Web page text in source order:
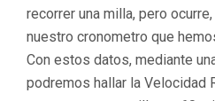
recorrer una milla, pero
nuestro cronometro que
Con estos datos, mediante
podremos hallar la Velocidad